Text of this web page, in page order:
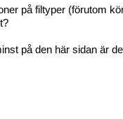
på filtyper (förutom
på den här sidan är